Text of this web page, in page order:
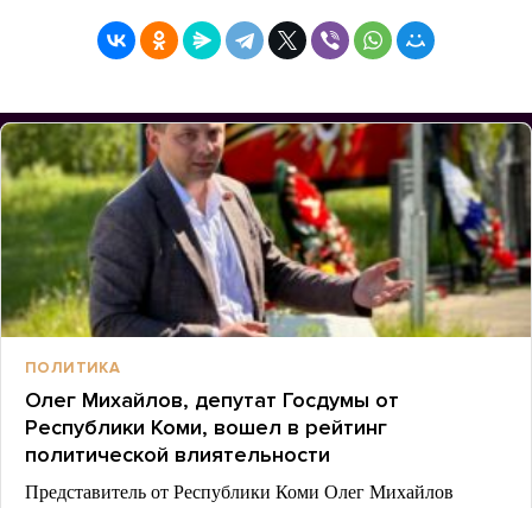
ПОЛИТИКА
Олег Михайлов, депутат Госдумы от
Республики Коми, вошел в рейтинг
политической влиятельности
Представитель от Республики Коми Олег Михайлов